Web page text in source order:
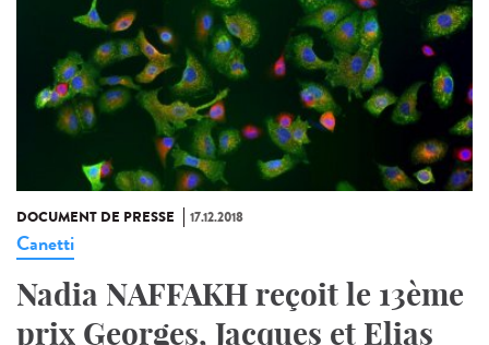
DOCUMENT DE PRESSE 17.12.2018
Canetti
Nadia NAFFAKH reçoit le 13ème
prix Georges, Jacques et Elias